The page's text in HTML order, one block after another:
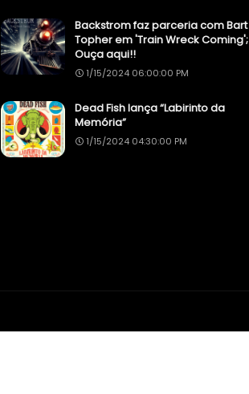
Backstrom faz parceria com Bart
Topher em 'Train Wreck Coming';
Ouça aqui!!
1/15/2024 06:00:00 PM
Dead Fish lança “Labirinto da
Memória”
1/15/2024 04:30:00 PM